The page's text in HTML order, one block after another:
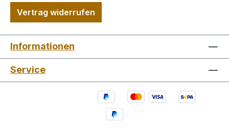
Vertrag widerrufen
Informationen
Service